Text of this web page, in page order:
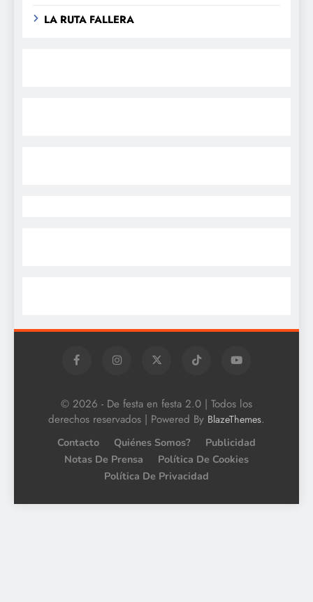
LA RUTA FALLERA
© 2026 - De festa en festa 2.0 | Todos los
derechos reservados | Powered By BlazeThemes.
Contacto Quiénes Somos?
Publicidad
Notas De Prensa
Política De Cookies
Política De Privacidad